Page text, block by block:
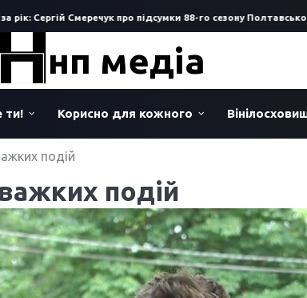
Смеречук про підсумки 88-го сезону Полтавського
нп медіа
ти! Корисно для кожного
подій
подій